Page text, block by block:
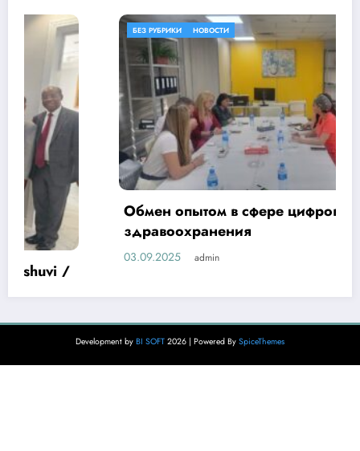
БЕЗ РУБРИКИ НОВОСТИ
Обмен опытом в сфере цифровизации
здравоохранения
admin
Development by BI SOFT 2026 | Powered By SpiceThemes